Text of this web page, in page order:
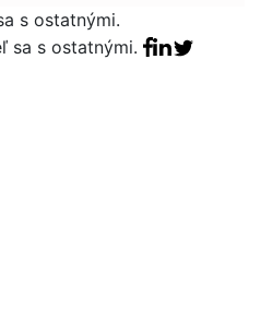
s ostatnými.
Facebook
Linkedin
Tweet